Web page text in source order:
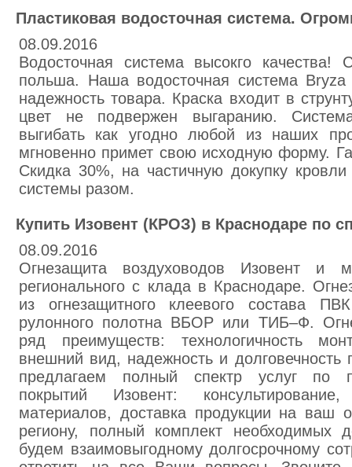
Пластиковая водосточная система.
08.09.2016
Водосточная система высокго качества!
польша. Наша водосточная система Bryza
надежность товара. Краска входит в
цвет не подвержен выгаранию.
выгибать как угодно любой из наших
мгновенно примет свою исходную форму.
Скидка 30%, на частичную докупку
системы разом.
Купить Изовент (КРОЗ) в Краснодаре по
08.09.2016
Огнезащита воздуховодов Изовент
регионального с клада в Краснодаре.
из огнезащитного клеевого состава
рулонного полотна ВБОР или ТИБ–Ф.
ряд преимуществ: технологичность
внешний вид, надежность и
предлагаем полный спектр услуг по
покрытий Изовент:
материалов, доставка продукции на ваш
региону, полный комплект необходимых
будем взаимовыгодному долгосрочному